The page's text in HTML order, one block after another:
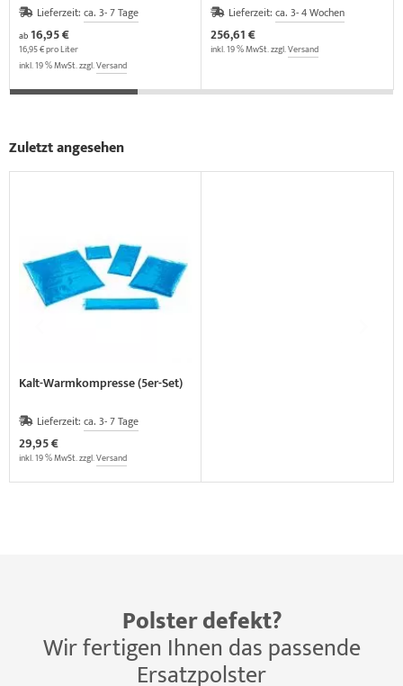
Lieferzeit: ca. 3- 7 Tage
ab16,95 €
16,95 € pro Liter
inkl. 19 % MwSt. zzgl.Versand
Lieferzeit: ca. 3- 4 Wochen
256,61 €
inkl. 19 % MwSt. zzgl.Versand
Zuletzt angesehen
Kalt-Warmkompresse (5er-Set)
Lieferzeit: ca. 3- 7 Tage
29,95 €
inkl. 19 % MwSt. zzgl.Versand
Polster defekt?
Wir fertigen Ihnen das passende
Ersatzpolster